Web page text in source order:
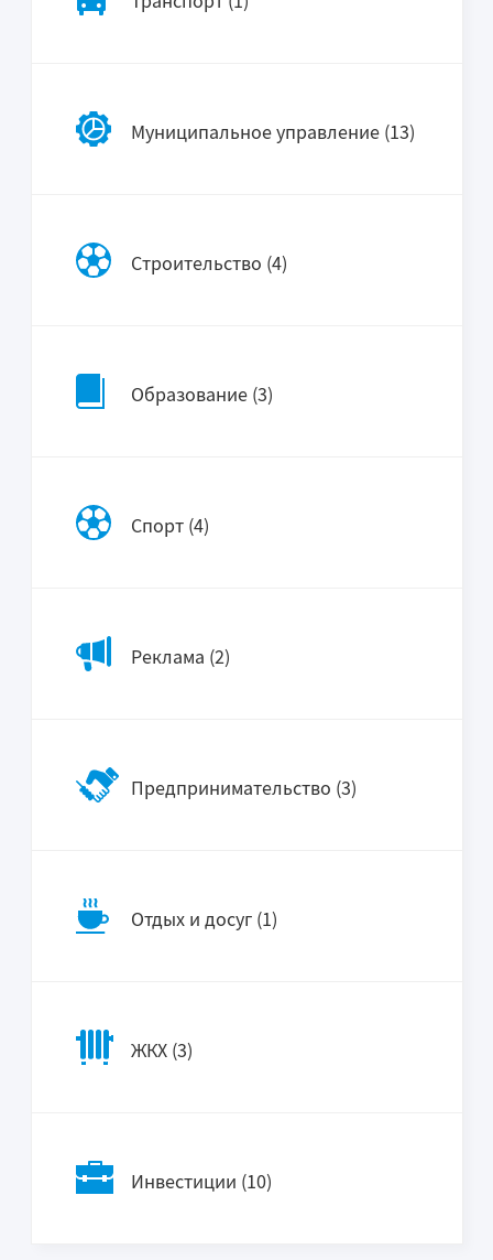
Муниципальное управление (13)
Строительство (4)
Образование (3)
Спорт (4)
Реклама (2)
Предпринимательство (3)
Отдых и досуг (1)
ЖКХ (3)
Инвестиции (10)